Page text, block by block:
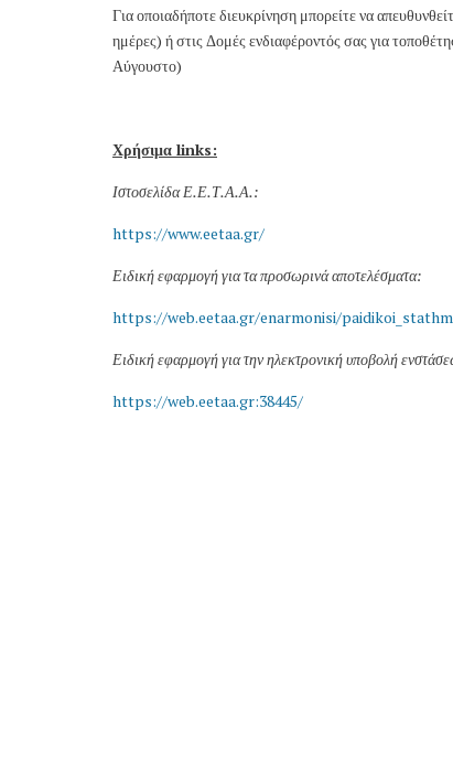
Για οποιαδήποτε διευκρίνηση μπορείτε να
ημέρες) ή στις Δομές ενδιαφέροντός σας για
Αύγουστο)
Χρήσιμα links:
Ιστοσελίδα Ε.Ε.Τ.Α.Α.:
https://www.eetaa.gr/
Ειδική εφαρμογή για τα προσωρινά αποτελέσματα:
https://web.eetaa.gr/enarmonisi/
Ειδική εφαρμογή για την ηλεκτρονική υποβολή
https://web.eetaa.gr:38445/